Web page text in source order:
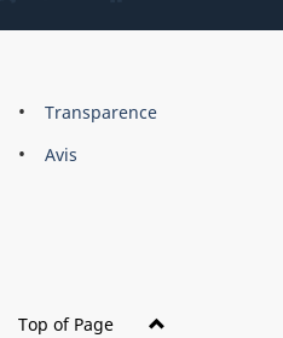
About
this
Brand
Transparence
Avis
Top of Page